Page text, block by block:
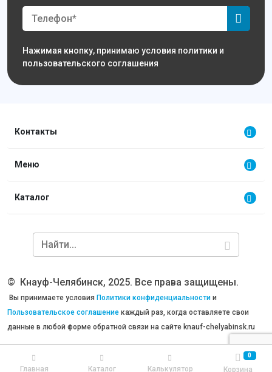
0
Корзина
Главная Каталог Калькулятор
Нажимая кнопку, принимаю условия политики и
пользовательского соглашения
Контакты
Меню
Каталог
© Кнауф-Челябинск, 2025. Все права защищены.
Вы принимаете условия Политики конфиденциальности и
Пользовательское соглашение каждый раз, когда оставляете свои
данные в любой форме обратной связи на сайте knauf-chelyabinsk.ru